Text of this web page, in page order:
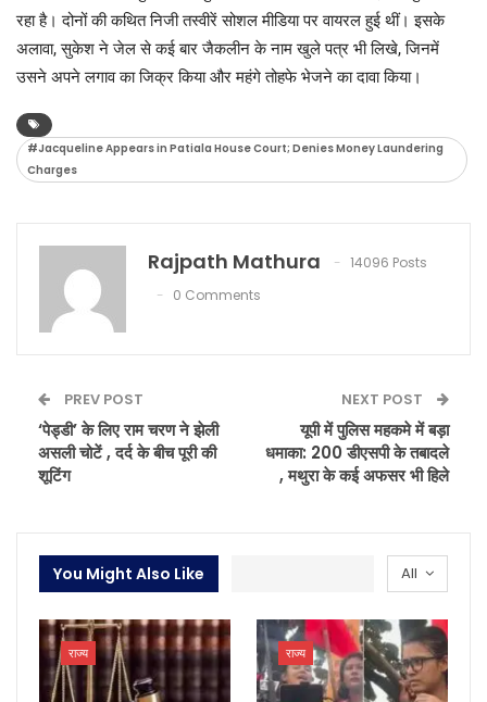
रहा है। दोनों की कथित निजी तस्वीरें सोशल मीडिया पर वायरल हुई थीं। इसके
अलावा, सुकेश ने जेल से कई बार जैकलीन के नाम खुले पत्र भी लिखे, जिनमें
उसने अपने लगाव का जिक्र किया और महंगे तोहफे भेजने का दावा किया।
#Jacqueline Appears in Patiala House Court; Denies Money Laundering
Charges
Rajpath Mathura
14096 Posts
0 Comments
PREV POST
‘पेड्डी’ के लिए राम चरण ने झेली
असली चोटें , दर्द के बीच पूरी की
शूटिंग
NEXT POST
यूपी में पुलिस महकमे में बड़ा
धमाका: 200 डीएसपी के तबादले
, मथुरा के कई अफसर भी हिले
All
You Might Also Like
राज्य राज्य